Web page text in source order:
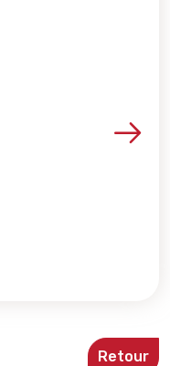
Voir les détails de la
Retour